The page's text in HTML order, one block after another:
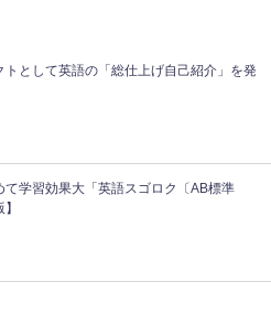
トとして英語の「総仕上げ自己紹介」を発
て学習効果大「英語スゴロク〔AB標準